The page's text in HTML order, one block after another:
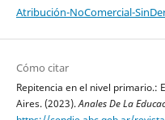
Atribución-NoComercial-
Cómo citar
Repitencia en el nivel primario.:
Aires. (2023).Anales De La